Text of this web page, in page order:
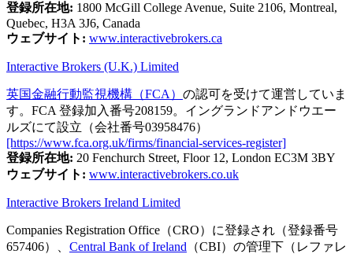
登録所在地: 1800 McGill College Avenue, Suite 2106, Montreal,
Quebec, H3A 3J6, Canada
ウェブサイト: www.interactivebrokers.ca
Interactive Brokers (U.K.) Limited
英国金融行動監視機構（FCA） の認可を受けて運営していま
す。FCA 登録加入番号208159。イングランドアンドウエー
ルズにて設立（会社番号03958476）
[https://www.fca.org.uk/firms/financial-services-register]
登録所在地: 20 Fenchurch Street, Floor 12, London EC3M 3BY
ウェブサイト: www.interactivebrokers.co.uk
Interactive Brokers Ireland Limited
Companies Registration Office（CRO）に登録され（登録番号
657406）、 Central Bank of Ireland （CBI）の管理下（レファレ